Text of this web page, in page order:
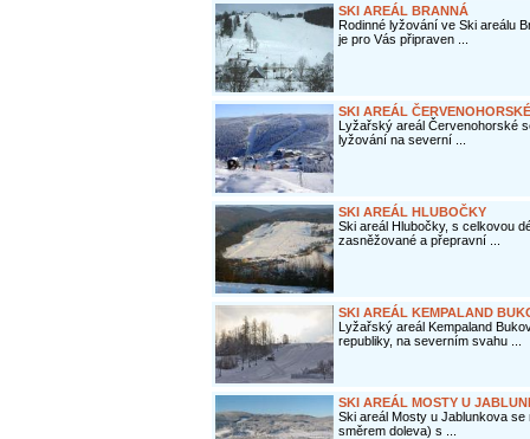
SKI AREÁL BRANNÁ
Rodinné lyžování ve Ski areálu
je pro Vás připraven ...
SKI AREÁL
Lyžařský areál Červenohorské
lyžování na severní ...
SKI AREÁL HLUBOČKY
Ski areál Hlubočky, s celkovou
zasněžované a přepravní ...
SKI AREÁL KEMPALAND
Lyžařský areál Kempaland
republiky, na severním svahu ...
SKI AREÁL MOSTY U
Ski areál Mosty u Jablunkova
směrem doleva) s ...